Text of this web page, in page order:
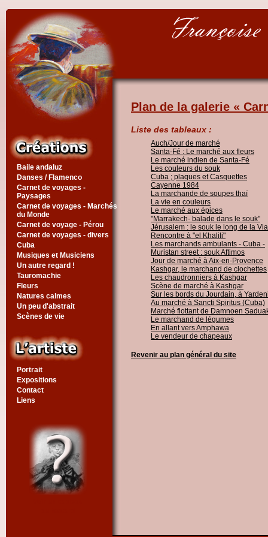
Baile andaluz
Danses / Flamenco
Carnet de voyages -
Paysages
Carnet de voyages - Marchés
du Monde
Carnet de voyage - Pérou
Carnet de voyages - divers
Cuba
Musiques et Musiciens
Un autre regard !
Tauromachie
Fleurs
Natures calmes
Un peu d'abstrait
Scènes de vie
Portrait
Expositions
Contact
Liens
Plan de la galerie «
Liste des tableaux :
Auch/Jour de marché
Santa-Fé : Le marché aux fleurs
Le marché indien de Santa-Fé
Les couleurs du souk
Cuba ; plaques et Casquettes
Cayenne 1984
La marchande de soupes thaï
La vie en couleurs
Le marché aux épices
"Marrakech- balade dans le souk"
Jérusalem : le souk le long de la
Rencontre à "el Khalili"
Les marchands ambulants - Cuba -
Muristan street : souk Aftimos
Jour de marché à Aix-en-Provence
Kashgar, le marchand de clochettes
Les chaudronniers à Kashgar
Scène de marché à Kashgar
Sur les bords du Jourdain, à
Au marché à Sancti Spiritus (Cuba)
Marché flottant de Damnoen
Le marchand de légumes
En allant vers Amphawa
Le vendeur de chapeaux
Revenir au plan général du site